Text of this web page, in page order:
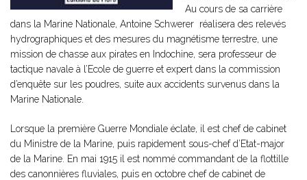
Au cours de sa carrière
dans la Marine Nationale, Antoine Schwerer réalisera des relevés
hydrographiques et des mesures du magnétisme terrestre, une
mission de chasse aux pirates en Indochine, sera professeur de
tactique navale à l’Ecole de guerre et expert dans la commission
d’enquête sur les poudres, suite aux accidents survenus dans la
Marine Nationale.
Lorsque la première Guerre Mondiale éclate, il est chef de cabinet
du Ministre de la Marine, puis rapidement sous-chef d’Etat-major
de la Marine. En mai 1915 il est nommé commandant de la flottille
des canonnières fluviales, puis en octobre chef de cabinet de